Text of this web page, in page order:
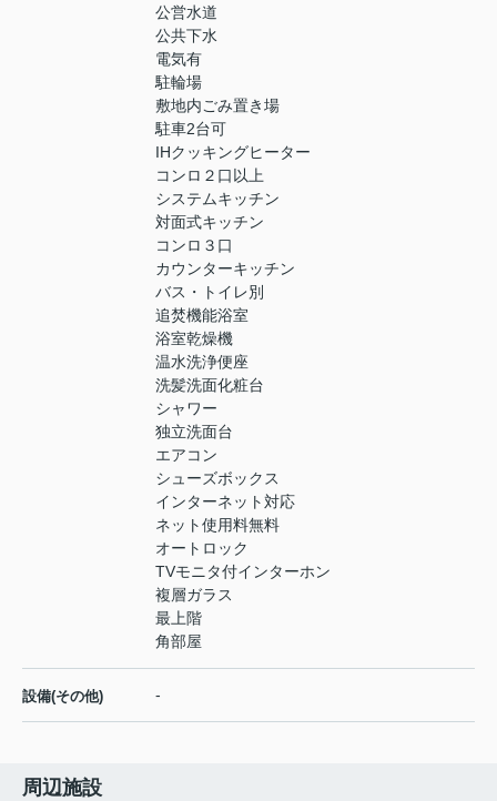
公営水道
公共下水
電気有
駐輪場
敷地内ごみ置き場
駐車2台可
IHクッキングヒーター
コンロ２口以上
システムキッチン
対面式キッチン
コンロ３口
カウンターキッチン
バス・トイレ別
追焚機能浴室
浴室乾燥機
温水洗浄便座
洗髪洗面化粧台
シャワー
独立洗面台
エアコン
シューズボックス
インターネット対応
ネット使用料無料
オートロック
TVモニタ付インターホン
複層ガラス
最上階
角部屋
設備(その他) -
周辺施設